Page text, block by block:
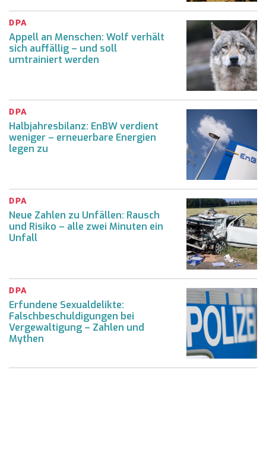
DPA
Appell an Menschen: Wolf verhält
sich auffällig – und soll
umtrainiert werden
DPA
Halbjahresbilanz: EnBW verdient
weniger – erneuerbare Energien
legen zu
DPA
Neue Zahlen zu Unfällen: Rausch
und Risiko – alle zwei Minuten ein
Unfall
DPA
Erfundene Sexualdelikte:
Falschbeschuldigungen bei
Vergewaltigung – Zahlen und
Mythen